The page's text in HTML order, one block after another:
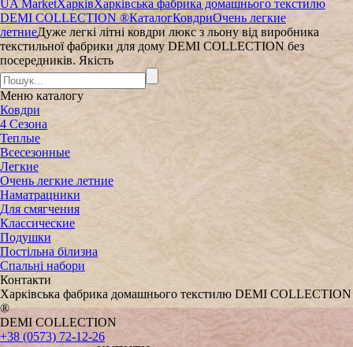
UA MarketХарківХарківська фабрика домашнього текстилю
DEMI COLLECTION ®КаталогКовдриОчень легкие
летниеДуже легкі літні ковдри люкс з льону від виробника
текстильної фабрики для дому DEMI COLLECTION без
посередників. Якість
Меню каталогу
Ковдри
4 Сезона
Теплые
Всесезонные
Легкие
Очень легкие летние
Наматрацники
Для смягчения
Классические
Подушки
Постільна білизна
Спальні набори
Контакти
Харківська фабрика домашнього текстилю DEMI COLLECTION
®
DEMI COLLECTION
+38 (0573) 72-12-26